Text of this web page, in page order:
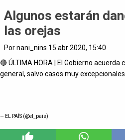
Algunos estarán
las orejas
Por nani_nins 15 abr 2020, 15:40
🔴 ÚLTIMA HORA | El Gobierno
general, salvo casos muy excepcionales
— EL PAÍS (@el_pais)